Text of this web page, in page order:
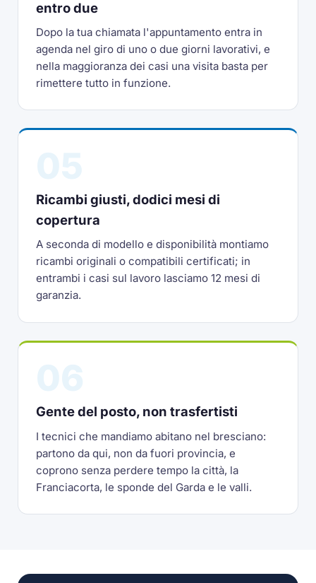
entro due
Dopo la tua chiamata l'appuntamento entra in
agenda nel giro di uno o due giorni lavorativi, e
nella maggioranza dei casi una visita basta per
rimettere tutto in funzione.
Ricambi giusti, dodici mesi di
copertura
A seconda di modello e disponibilità montiamo
ricambi originali o compatibili certificati; in
entrambi i casi sul lavoro lasciamo 12 mesi di
garanzia.
Gente del posto, non trasfertisti
I tecnici che mandiamo abitano nel bresciano:
partono da qui, non da fuori provincia, e
coprono senza perdere tempo la città, la
Franciacorta, le sponde del Garda e le valli.